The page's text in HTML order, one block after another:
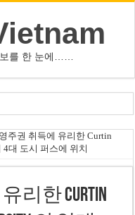
를 한 눈에……
위상 제고에 크게 기여”
점… 적자·소송 악재 속 사업 축
월 임시 주총 개최
주권 취득에 유리한 Curtin
대 도시 퍼스에 위치
리한 Curtin